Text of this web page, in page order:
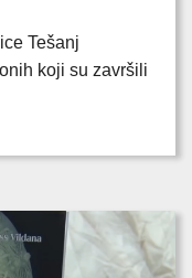
Tešanj
koji su završili